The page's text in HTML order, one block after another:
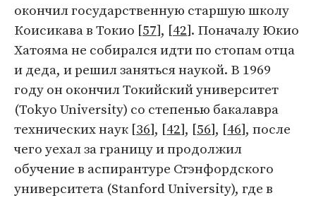
окончил государственную старшую школу
Коисикава в Токио [57], [42]. Поначалу Юкио
Хатояма не собирался идти по стопам отца
и деда, и решил заняться наукой. В 1969
году он окончил Токийский университет
(Tokyo University) со степенью бакалавра
технических наук [36], [42], [56], [46], после
чего уехал за границу и продолжил
обучение в аспирантуре Стэнфордского
университета (Stanford University), где в